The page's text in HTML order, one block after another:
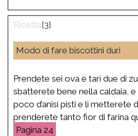
[3]
Modo di fare biscottini duri
Prendete sei ova e tarì due di
sbatterete bene nella caldaia,
poco d’anisi pisti e li metterete
prenderete tanto fior di farina
24